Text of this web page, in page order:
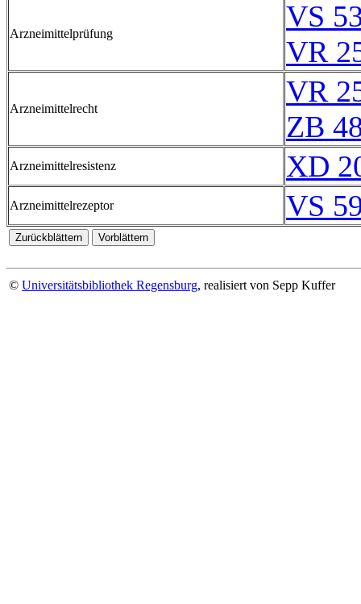
Arzneimittelprüfung
VS
VR
Arzneimittelrecht
VR
ZB
Arzneimittelresistenz XD
Arzneimittelrezeptor VS
© Universitätsbibliothek Regensburg, realisiert von Sepp Kuffer